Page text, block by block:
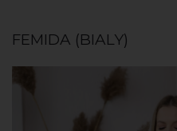
FEMIDA (BIALY)